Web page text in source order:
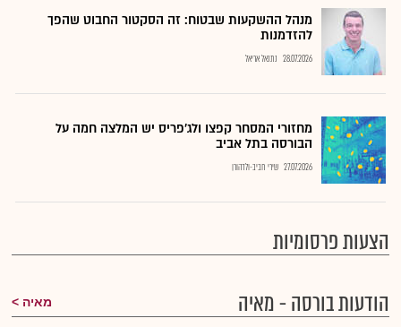
מנהל ההשקעות שבטוח: זה הסקטור החבוט שהפך
להזדמנות
28.07.2026 נתנאל אריאל
מחזורי המסחר קפצו ולג'פריס יש המלצה חמה על
הבורסה בתל אביב
27.07.2026 שירי חביב-ולדהורן
הצעות פרסומיות
הודעות בורסה - מאיה
מאיה